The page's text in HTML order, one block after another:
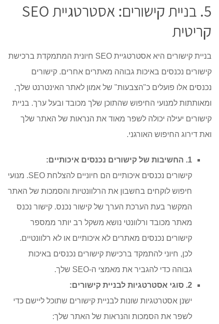
5. בניית קישורים: אסטרטגיית SEO
קריטית
בניית קישורים היא אסטרטגיית SEO חיונית המתמקדת ברכישת
קישורים נכנסים באיכות גבוהה מאתרים אחרים. קישורים
נכנסים אלו פועלים כ"הצבעות" של אמון לאתר האינטרנט שלך,
ומאותתות למנועי החיפוש שהתוכן שלך מכובד ובעל ערך. בניית
קישורים יעילה יכולה לשפר מאוד את הנראות של האתר שלך
ואת דירוג החיפוש האורגני.
1. החשיבות של קישורים נכנסים איכותיים:
קישורים נכנסים איכותיים הם חיוניים להצלחת SEO. מנועי
חיפוש לוקחים בחשבון את הרלוונטיות והסמכות של האתר
המקשר בעת הערכת הערך של קישור נכנס. קישור נכנס
מאתר מכובד ורלוונטי נושא משקל רב יותר ממספר
קישורים נכנסים מאתרים לא איכותיים או לא רלוונטיים.
לכן, חיוני להתמקד ברכישת קישורים נכנסים באיכות
גבוהה כדי להגביר את מאמצי ה-SEO שלך.
2. סוגי אסטרטגיות לבניית קישורים:
ישנן אסטרטגיות שונות לבניית קישורים שתוכל ליישם כדי
לשפר את הסמכות והנראות של האתר שלך: